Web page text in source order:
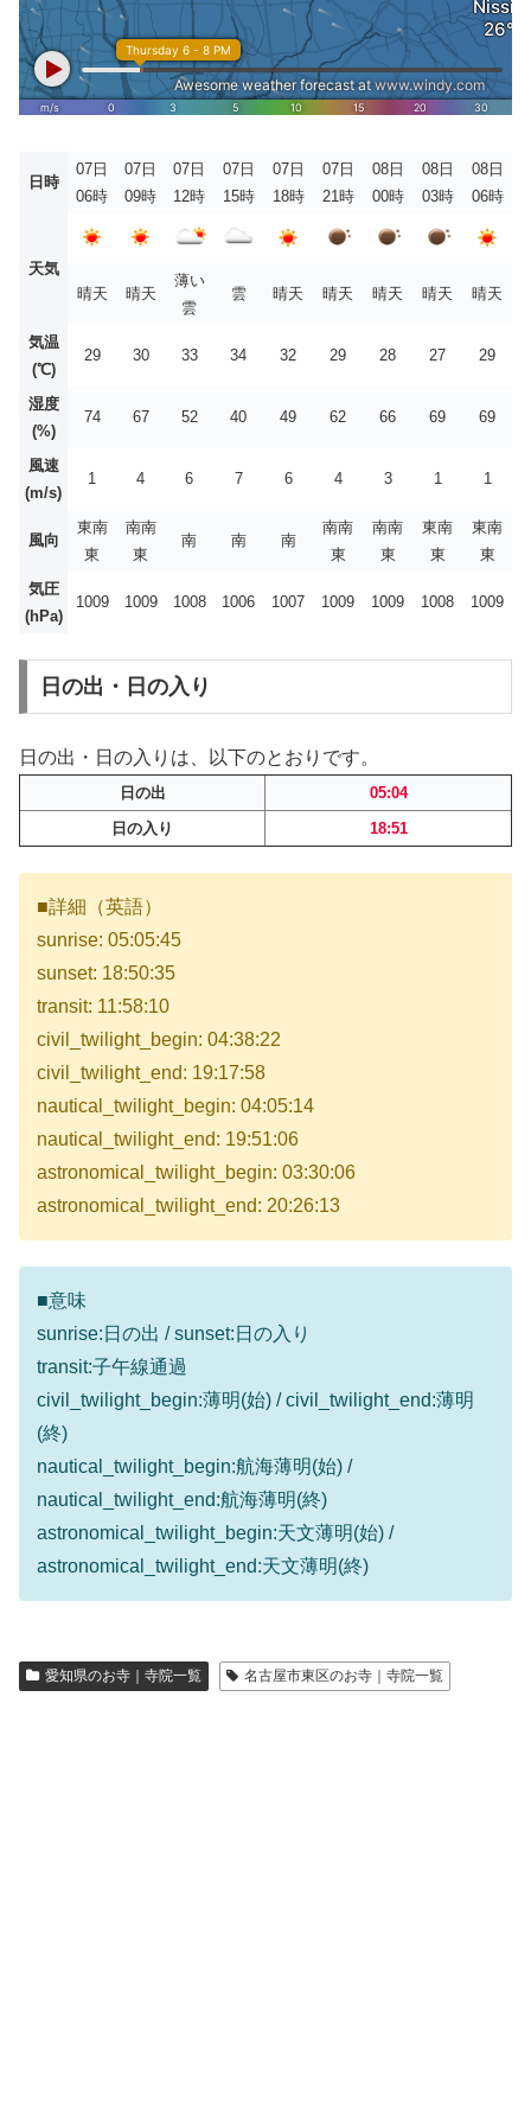
日時
07日
06時
07日
09時
07日
12時
07日
15時
07日
18時
07日
21時
08日
00時
08日
03時
08日
06時
天気
晴天
晴天
薄い
雲
雲 晴天 晴天 晴天 晴天 晴天
気温
(℃)
29 30 33 34 32 29 28 27 29
湿度
(%)
74 67 52 40 49 62 66 69 69
風速
(m/s)
1 4 6 7 6 4 3 1 1
風向
東南
東
南南
東
南 南 南
南南
東
南南
東
東南
東
東南
東
気圧
(hPa)
1009 1009 1008 1006 1007 1009 1009 1008 1009
日の出・日の入り
日の出・日の入りは、以下のとおりです。
日の出
05:04
日の入り
18:51
■詳細（英語）
sunrise: 05:05:45
sunset: 18:50:35
transit: 11:58:10
civil_twilight_begin: 04:38:22
civil_twilight_end: 19:17:58
nautical_twilight_begin: 04:05:14
nautical_twilight_end: 19:51:06
astronomical_twilight_begin: 03:30:06
astronomical_twilight_end: 20:26:13
■意味
sunrise:日の出 / sunset:日の入り
transit:子午線通過
civil_twilight_begin:薄明(始) / civil_twilight_end:薄明
(終)
nautical_twilight_begin:航海薄明(始) /
nautical_twilight_end:航海薄明(終)
astronomical_twilight_begin:天文薄明(始) /
astronomical_twilight_end:天文薄明(終)
愛知県のお寺｜寺院一覧 名古屋市東区のお寺｜寺院一覧